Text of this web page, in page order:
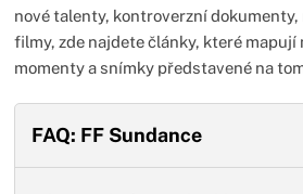
nové talenty, kontroverzní dokumenty,
filmy, zde najdete články, které mapují
momenty a snímky představené na
FAQ: FF Sundance